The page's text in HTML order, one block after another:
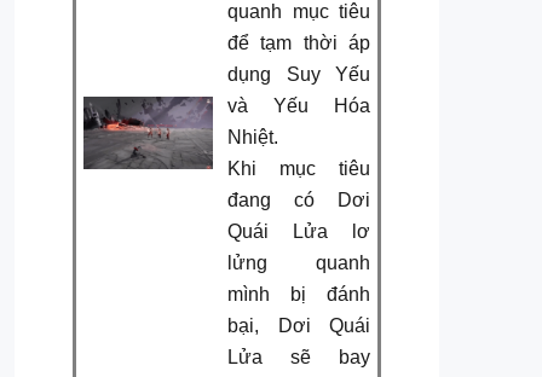
quanh mục tiêu
để tạm thời áp
dụng Suy Yếu
và Yếu Hóa
Nhiệt.
Khi mục tiêu
đang có Dơi
Quái Lửa lơ
lửng quanh
mình bị đánh
bại, Dơi Quái
Lửa sẽ bay